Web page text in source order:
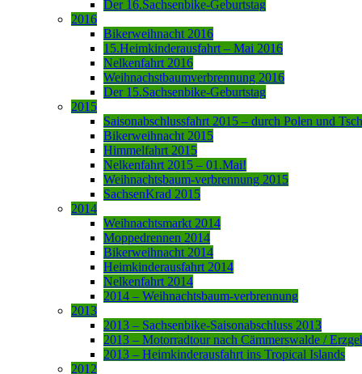
Der 16.Sachsenbike-Geburtstag
2016
Bikerweihnacht 2016
15.Heimkinderausfahrt – Mai 2016
Nelkenfahrt 2016
Weihnachstbaumverbrennung 2016
Der 15.Sachsenbike-Geburtstag
2015
Saisonabschlussfahrt 2015 – durch Polen und
Bikerweihnacht 2015
Himmelfahrt 2015
Nelkenfahrt 2015 – 01.Mai!
Weihnachtsbaum-verbrennung 2015
SachsenKrad 2015
2014
Weihnachtsmarkt 2014
Moppedrennen 2014
Bikerweihnacht 2014
Heimkinderausfahrt 2014
Nelkenfahrt 2014
2014 – Weihnachtsbaum-verbrennung
2013
2013 – Sachsenbike-Saisonabschluss 2013
2013 – Motorradtour nach Cämmerswalde /
2013 – Heimkinderausfahrt ins Tropical Islands
2012